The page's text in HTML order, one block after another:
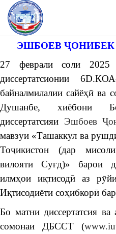
ЭШБОЕВ
27 феврали соли 2025
диссертатсионии
байналмилалии сайёҳӣ ва
Душанбе, хиёбони
диссертатсияи Эшбоев
мавзуи «Ташаккул ва
Тоҷикистон (дар
вилояти Суғд)» барои
илмҳои иқтисодӣ аз
Иқтисодиёти соҳибкорӣ
Бо матни диссертатсия ва
сомонаи ДБССТ (